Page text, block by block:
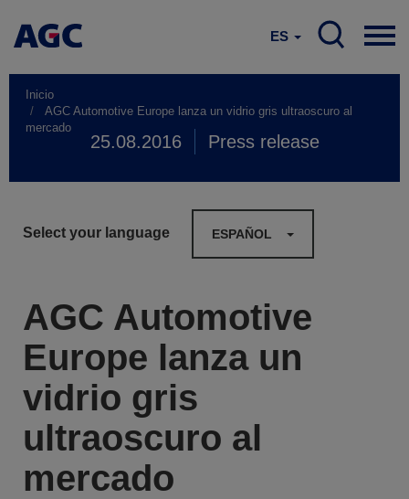
ES
Inicio
AGC Automotive Europe lanza un vidrio gris ultraoscuro al
mercado
25.08.2016 Press release
Select your language ESPAÑOL
AGC Automotive
Europe lanza un
vidrio gris
ultraoscuro al
mercado